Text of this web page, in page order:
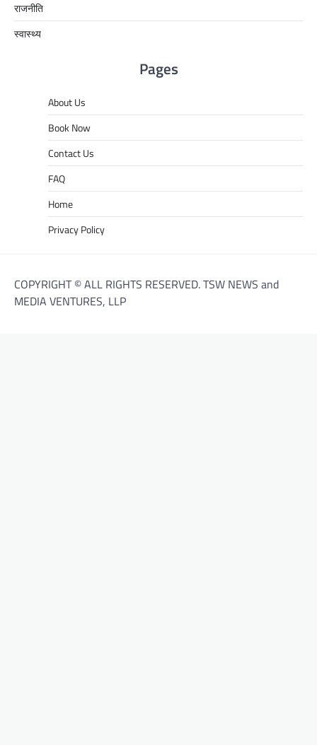
राजनीति
स्वास्थ्य
Pages
About Us
Book Now
Contact Us
FAQ
Home
Privacy Policy
COPYRIGHT © ALL RIGHTS RESERVED. TSW NEWS and
MEDIA VENTURES, LLP